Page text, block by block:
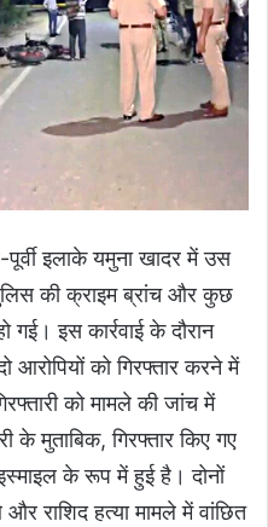
पूर्वी इलाके यमुना खादर में उस
की क्राइम ब्रांच और कुछ
गई। इस कार्रवाई के दौरान
आरोपियों को गिरफ्तार करने में
को मामले की जांच में
के मुताबिक, गिरफ्तार किए गए
के रूप में हुई है। दोनों
राशिद हत्या मामले में वांछित